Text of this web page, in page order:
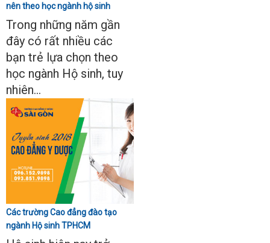
nên theo học ngành hộ sinh
không?
Trong những năm gần
đây có rất nhiều các
bạn trẻ lựa chọn theo
học ngành Hộ sinh, tuy
nhiên...
Các trường Cao đẳng đào tạo
ngành Hộ sinh TPHCM